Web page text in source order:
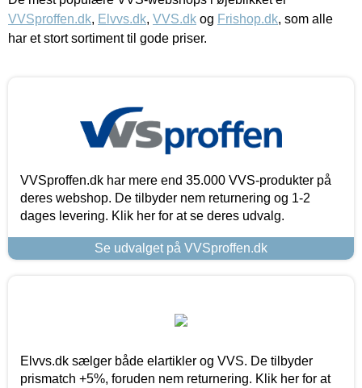
VVSproffen.dk, Elvvs.dk, VVS.dk og Frishop.dk, som alle
har et stort sortiment til gode priser.
VVSproffen.dk har mere end 35.000 VVS-produkter på
deres webshop. De tilbyder nem returnering og 1-2
dages levering. Klik her for at se deres udvalg.
Se udvalget på VVSproffen.dk
Elvvs.dk sælger både elartikler og VVS. De tilbyder
prismatch +5%, foruden nem returnering. Klik her for at